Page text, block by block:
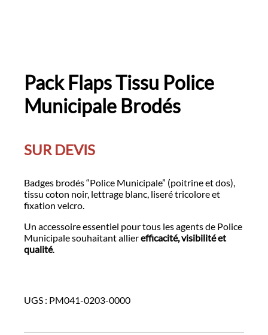
Pack Flaps Tissu Police
Municipale Brodés
SUR DEVIS
Badges brodés “Police Municipale” (poitrine et dos),
tissu coton noir, lettrage blanc, liseré tricolore et
fixation velcro.
Un accessoire essentiel pour tous les agents de Police
Municipale souhaitant allierefficacité, visibilité et
qualité.
UGS : PM041-0203-0000